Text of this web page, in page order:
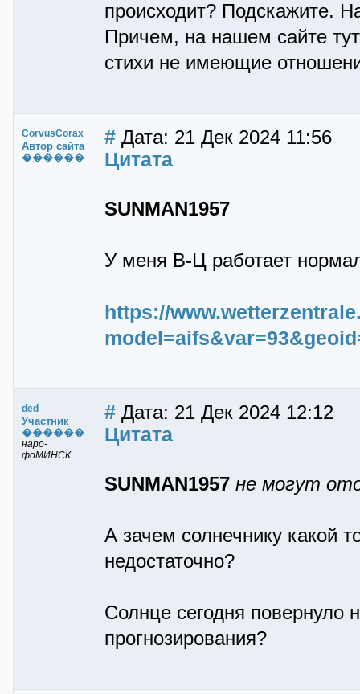
происходит? Подскажите.
Причем, на нашем сайте
стихи не имеющие
CorvusCorax
Автор сайта
������
# Дата: 21 Дек 2024 11:56
Цитата
SUNMAN1957
У меня В-Ц работает
https://
ded
Участник
������
наро-
фоМИНСК
# Дата: 21 Дек 2024 12:12
Цитата
SUNMAN1957 не могут
А зачем солнечнику какой
недостаточно?
Солнце сегодня повернуло
прогнозирования?